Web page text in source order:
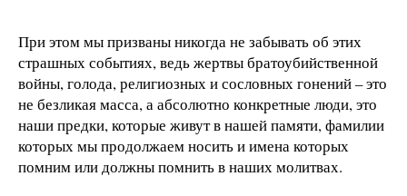
При этом мы призваны никогда не забывать об этих
страшных событиях, ведь жертвы братоубийственной
войны, голода, религиозных и сословных гонений – это
не безликая масса, а абсолютно конкретные люди, это
наши предки, которые живут в нашей памяти, фамилии
которых мы продолжаем носить и имена которых
помним или должны помнить в наших молитвах.